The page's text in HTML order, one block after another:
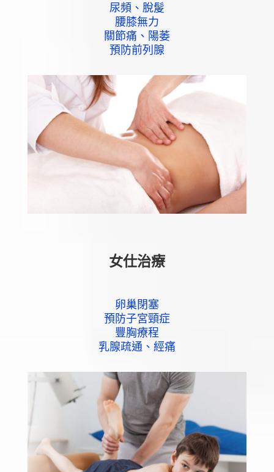
尿頻、脫髲
腰膝無力
關節痛、陽萎
預防前列腺
女仕治療
卵巢閉塞
預防子宮頸症
豐胸療程
乳腺疏通、經痛